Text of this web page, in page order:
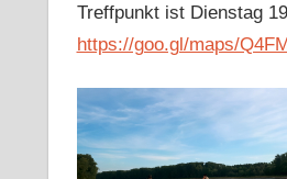
Treffpunkt ist Dienstag
https://goo.gl/maps/